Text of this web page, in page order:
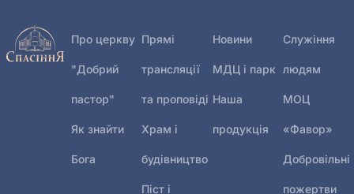
Про церкву
"Добрий
пастор"
Як знайти
Бога
Прямі
трансляції
та проповіді
Храм і
будівництво
Піст і
Новини
МДЦ і парк
Наша
продукція
Служіння
людям
МОЦ
«Фавор»
Добровільні
пожертви